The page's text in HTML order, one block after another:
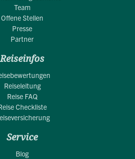
Team
Offene Stellen
Presse
Partner
Reiseinfos
Reiseleitung
Reise FAQ
Checkliste
Service
Blog